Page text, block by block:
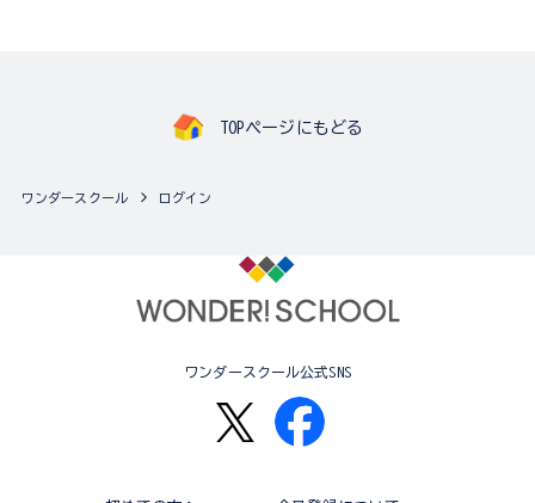
TOPページにもどる
ワンダースクール ログイン
ワンダースクール公式SNS